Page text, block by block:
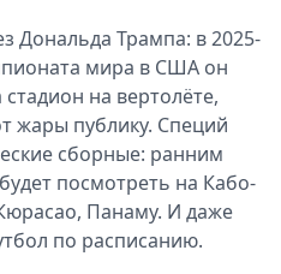
Дональда Трампа: в 2025-
мира в США он
на вертолёте,
жары публику. Специй
сборные: ранним
посмотреть на Кабо-
Панаму. И даже
по расписанию.